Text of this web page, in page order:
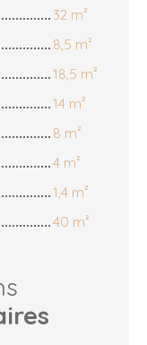
32 m²
8,5 m²
18,5 m²
14 m²
8 m²
4 m²
1,4 m²
40 m²